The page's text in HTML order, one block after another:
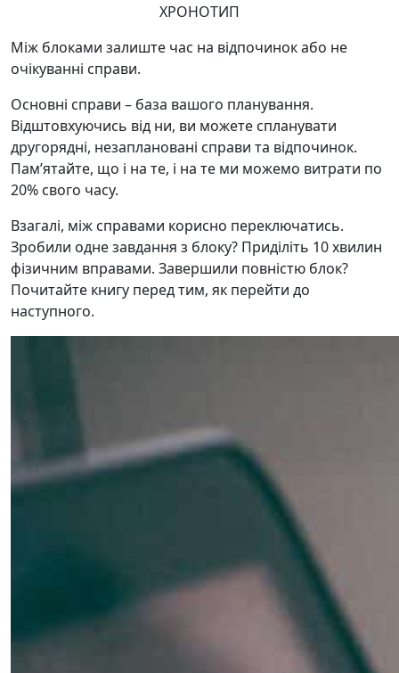
ХРОНОТИП
Між блоками залиште час на відпочинок або не
очікуванні справи.
Основні справи – база вашого планування.
Відштовхуючись від ни, ви можете спланувати
другорядні, незаплановані справи та відпочинок.
Пам’ятайте, що і на те, і на те ми можемо витрати по
20% свого часу.
Взагалі, між справами корисно переключатись.
Зробили одне завдання з блоку? Приділіть 10 хвилин
фізичним вправами. Завершили повністю блок?
Почитайте книгу перед тим, як перейти до
наступного.